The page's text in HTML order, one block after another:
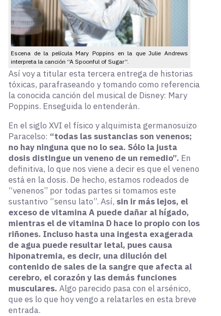
Escena de la película Mary Poppins en la que Julie Andrews
interpreta la canción “A Spoonful of Sugar”.
Así voy a titular esta tercera entrega de historias
tóxicas, parafraseando y tomando como referencia
la conocida canción del musical de Disney: Mary
Poppins. Enseguida lo entenderán.
En el siglo XVI el físico y alquimista germanosuizo
Paracelso: “todas las sustancias son venenos;
no hay ninguna que no lo sea. Sólo la justa
dosis distingue un veneno de un remedio”. En
definitiva, lo que nos viene a decir es que el veneno
está en la dosis. De hecho, estamos rodeados de
“venenos” por todas partes si tomamos este
sustantivo “sensu lato”. Así, sin ir más lejos, el
exceso de vitamina A puede dañar al hígado,
mientras el de vitamina D hace lo propio con los
riñones. Incluso hasta una ingesta exagerada
de agua puede resultar letal, pues causa
hiponatremia, es decir, una dilución del
contenido de sales de la sangre que afecta al
cerebro, el corazón y las demás funciones
musculares. Algo parecido pasa con el arsénico,
que es lo que hoy vengo a relatarles en esta breve
entrada.